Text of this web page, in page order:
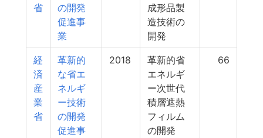
省
の開発
促進事
業
成形品製
造技術の
開発
経
済
産
業
省
革新的
な省エ
ネルギ
ー技術
の開発
促進事
2018
革新的省
エネルギ
ー次世代
積層遮熱
フィルム
の開発
66